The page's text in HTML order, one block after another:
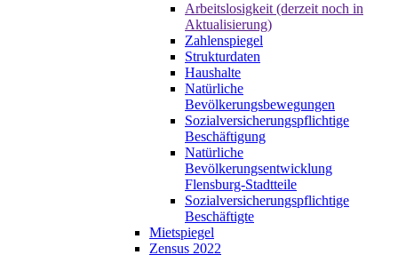
Arbeitslosigkeit (derzeit noch in
Aktualisierung)
Zahlenspiegel
Strukturdaten
Haushalte
Natürliche
Bevölkerungsbewegungen
Sozialversicherungspflichtige
Beschäftigung
Natürliche
Bevölkerungsentwicklung
Flensburg-Stadtteile
Sozialversicherungspflichtige
Beschäftigte
Mietspiegel
Zensus 2022